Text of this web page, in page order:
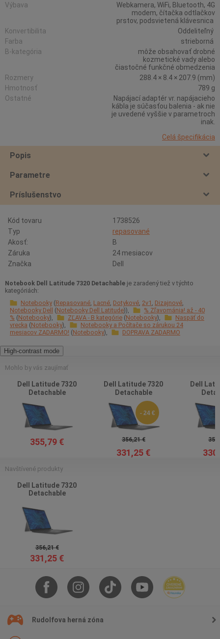
Výbava
Webkamera, WiFi, Bluetooth, 4G
modem, čítačka odtlačkov
prstov, podsvietená klávesnica
Konvertibilita
Oddeliteľný
Farba
strieborná
B-kategória
môže obsahovať drobné
kozmetické vady alebo
čiastočné funkčné obmedzenia
Rozmery
288.4 × 8.4 × 207.9 (mm)
Hmotnosť
789 g
Ostatné
Napájací adaptér vr. napájacieho
kábla je súčasťou balenia - ak nie
je uvedené vyššie v parametroch
inak.
Celá špecifikácia
Popis
Parametre
Príslušenstvo
Kód tovaru
1738526
Typ
repasované
Akosť:
B
Záruka
24 mesiacov
Značka
Dell
Notebook Dell Latitude 7320 Detachable je zaradený tiež v týchto
kategóriách:
Notebooky Repasované Lacné Dotykové 2v1 Dizajnové
Notebooky Dell
Notebooky Dell Latitude
% Zľavománia! až - 40
% Notebooky ZĽAVA - B kategórie Notebooky
Naspäť do
vrecka Notebooky
Notebooky a Počítače so zárukou 24
mesiacov ZADARMO! Notebooky DOPRAVA ZADARMO
High-contrast mode
Mohlo by vás zaujímať
Dell Latitude 7320
Detachable
355,79 €
Dell Latitude 7320
Detachable
- 24 €
356,21 €
331,25 €
Dell
Navštívené produkty
Dell Latitude 7320
Detachable
356,21 €
331,25 €
Rudolfova herná zóna